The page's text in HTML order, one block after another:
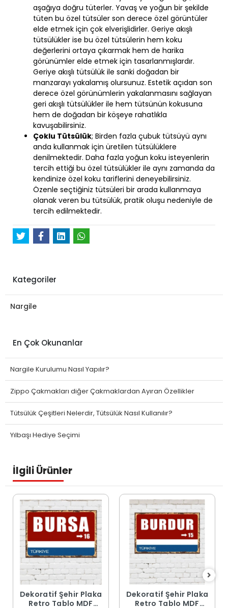
aşağıya doğru tüterler. Yavaş ve yoğun bir şekilde
tüten bu özel tütsüler son derece özel görüntüler
elde etmek için çok elverişlidirler. Geriye akışlı
tütsülükler ise bu özel tütsülerin hem koku
değerlerini ortaya çıkarmak hem de harika
görünümler elde etmek için tasarlanmışlardır.
Geriye akışlı tütsülük ile sanki doğadan bir
manzarayı yakalamış olursunuz. Estetik açıdan son
derece özel görünümlerin yakalanmasını sağlayan
geri akışlı tütsülükler ile hem tütsünün kokusuna
hem de doğadan bir köşeye rahatlıkla
kavuşabilirsiniz.
Çoklu Tütsülük; Birden fazla çubuk tütsüyü aynı
anda kullanmak için üretilen tütsülüklere
denilmektedir. Daha fazla yoğun koku isteyenlerin
tercih ettiği bu özel tütsülükler ile aynı zamanda da
kendinize özel koku tariflerini deneyebilirsiniz.
Özenle seçtiğiniz tütsüleri bir arada kullanmaya
olanak veren bu tütsülük, pratik oluşu nedeniyle de
tercih edilmektedir.
Kategoriler
Nargile
En Çok Okunanlar
Nargile Kurulumu Nasıl Yapılır?
Zippo Çakmakları diğer Çakmaklardan Ayıran Özellikler
Tütsülük Çeşitleri Nelerdir, Tütsülük Nasıl Kullanılır?
Yılbaşı Hediye Seçimi
İlgili Ürünler
Dekoratif Şehir Plaka
Retro Tablo MDF
Dekoratif Şehir Plaka
Retro Tablo MDF